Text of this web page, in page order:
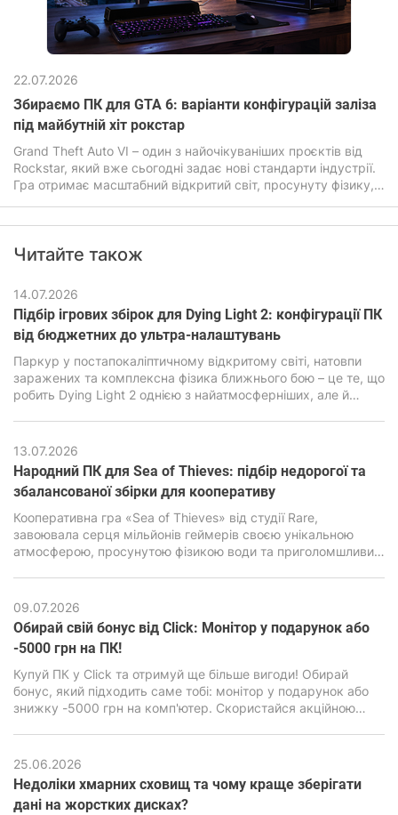
22.07.2026
Збираємо ПК для GTA 6: варіанти конфігурацій заліза
під майбутній хіт рокстар
Grand Theft Auto VI – один з найочікуваніших проєктів від
Rockstar, який вже сьогодні задає нові стандарти індустрії.
Гра отримає масштабний відкритий світ, просунуту фізику,
легендарної гри.
Читайте також
14.07.2026
Підбір ігрових збірок для Dying Light 2: конфігурації ПК
від бюджетних до ультра-налаштувань
Паркур у постапокаліптичному відкритому світі, натовпи
заражених та комплексна фізика ближнього бою – це те, що
робить Dying Light 2 однією з найатмосферніших, але й
гарну картинку, просунуту симуляцію та реалістичну фізику
вимагає підвищеної продуктивності від ПК.
13.07.2026
Народний ПК для Sea of ​​Thieves: підбір недорогої та
збалансованої збірки для кооперативу
Кооперативна гра «Sea of ​​Thieves» від студії Rare,
завоювала серця мільйонів геймерів своєю унікальною
атмосферою, просунутою фізикою води та приголомшливим
навантажити навіть сучасні ПК, особливо бюджетного
класу.
09.07.2026
Обирай свій бонус від Click: Монітор у подарунок або
-5000 грн на ПК!
Купуй ПК у Click та отримуй ще більше вигоди! Обирай
бонус, який підходить саме тобі: монітор у подарунок або
знижку -5000 грн на комп'ютер. Скористайся акційною
25.06.2026
Недоліки хмарних сховищ та чому краще зберігати
дані на жорстких дисках?